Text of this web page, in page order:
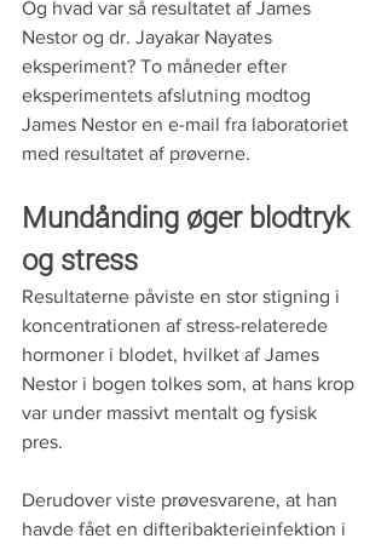
Og hvad var så resultatet af James
Nestor og dr. Jayakar Nayates
eksperiment? To måneder efter
eksperimentets afslutning modtog
James Nestor en e-mail fra laboratoriet
med resultatet af prøverne.
Mundånding øger blodtryk
og stress
Resultaterne påviste en stor stigning i
koncentrationen af stress-relaterede
hormoner i blodet, hvilket af James
Nestor i bogen tolkes som, at hans krop
var under massivt mentalt og fysisk
pres.
Derudover viste prøvesvarene, at han
havde fået en difteribakterieinfektion i